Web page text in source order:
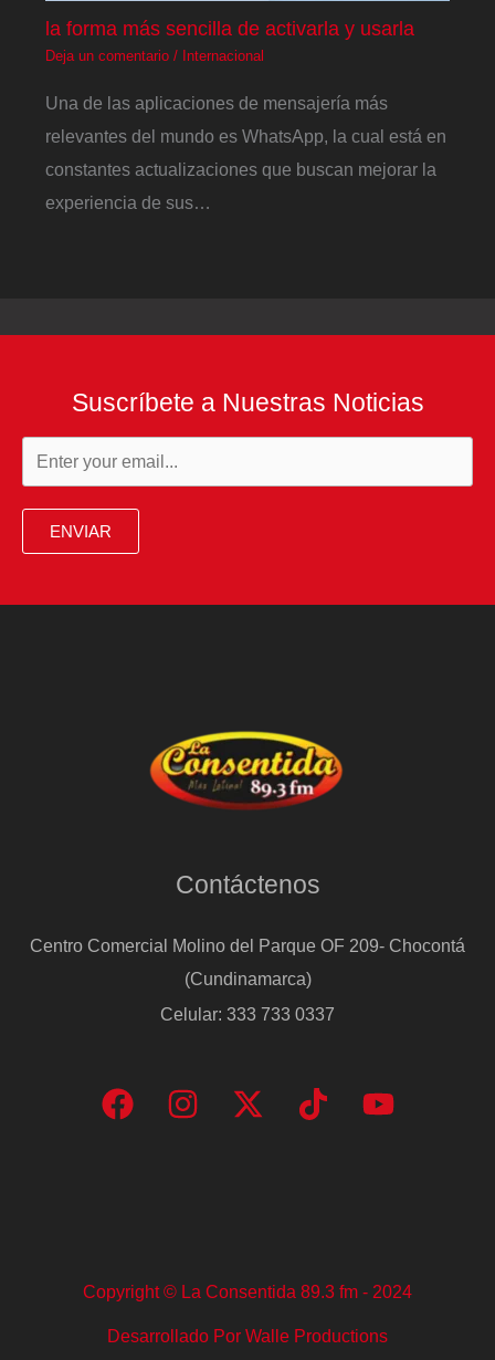
la forma más sencilla de activarla y usarla
Deja un comentario / Internacional
Una de las aplicaciones de mensajería más
relevantes del mundo es WhatsApp, la cual está en
constantes actualizaciones que buscan mejorar la
experiencia de sus…
Suscríbete a Nuestras Noticias
ENVIAR
Contáctenos
Centro Comercial Molino del Parque OF 209- Chocontá
(Cundinamarca)
Celular: 333 733 0337
Copyright © La Consentida 89.3 fm - 2024
Desarrollado Por Walle Productions